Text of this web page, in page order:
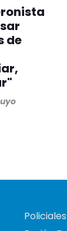
de
Policiales